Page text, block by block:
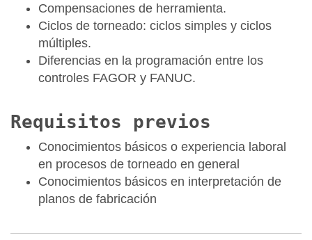
Compensaciones de herramienta.
Ciclos de torneado: ciclos simples y ciclos
múltiples.
Diferencias en la programación entre los
controles FAGOR y FANUC.
Requisitos previos
Conocimientos básicos o experiencia laboral
en procesos de torneado en general
Conocimientos básicos en interpretación de
planos de fabricación